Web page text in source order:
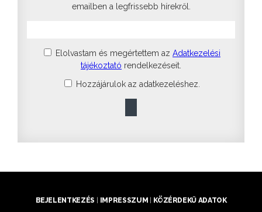
emailben a legfrissebb hírekről.
Elolvastam és megértettem az Adatkezelési
tájékoztató rendelkezéseit.
Hozzájárulok az adatkezeléshez.
BEJELENTKEZÉS | IMPRESSZUM | KÖZÉRDEKŰ ADATOK